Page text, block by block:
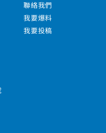
聯絡我們
我要爆料
我要投稿